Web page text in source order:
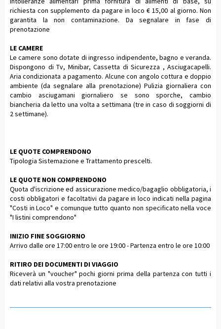
richiesta con supplemento da pagare in loco € 15,00 al giorno. Non
garantita la non contaminazione. Da segnalare in fase di
prenotazione
LE CAMERE
Le camere sono dotate di ingresso indipendente, bagno e veranda.
Dispongono di Tv, Minibar, Cassetta di Sicurezza , Asciugacapelli.
Aria condizionata a pagamento. Alcune con angolo cottura e doppio
ambiente (da segnalare alla prenotazione) Pulizia giornaliera con
cambio asciugamani giornaliero se sono sporche, cambio
biancheria da letto una volta a settimana (tre in caso di soggiorni di
2 settimane).
LE QUOTE COMPRENDONO
Tipologia Sistemazione e Trattamento prescelti.
LE QUOTE NON COMPRENDONO
Quota d'iscrizione ed assicurazione medico/bagaglio obbligatoria, i
costi obbligatori e facoltativi da pagare in loco indicati nella pagina
"Costi in Loco" e comunque tutto quanto non specificato nella voce
"I listini comprendono"
INIZIO FINE SOGGIORNO
Arrivo dalle ore 17:00 entro le ore 19:00 - Partenza entro le ore 10:00
RITIRO DEI DOCUMENTI DI VIAGGIO
Riceverà un "voucher" pochi giorni prima della partenza con tutti i
dati relativi alla vostra prenotazione